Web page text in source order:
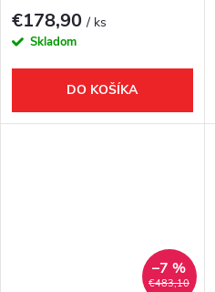
€178,90/ ks
Skladom
DO KOŠÍKA
€483,10
–7 %